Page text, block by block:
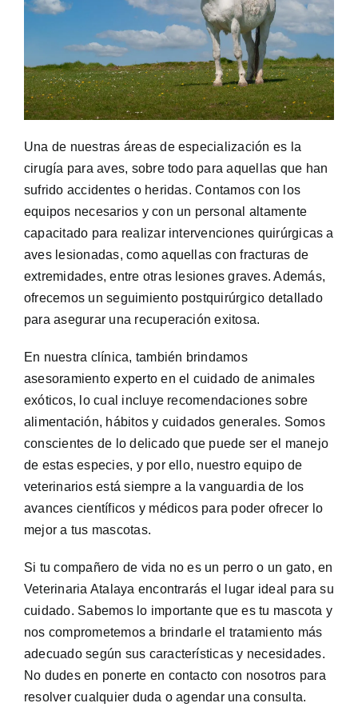
Una de nuestras áreas de especialización es la
cirugía para aves, sobre todo para aquellas que han
sufrido accidentes o heridas. Contamos con los
equipos necesarios y con un personal altamente
capacitado para realizar intervenciones quirúrgicas a
aves lesionadas, como aquellas con fracturas de
extremidades, entre otras lesiones graves. Además,
ofrecemos un seguimiento postquirúrgico detallado
para asegurar una recuperación exitosa.
En nuestra clínica, también brindamos
asesoramiento experto en el cuidado de animales
exóticos, lo cual incluye recomendaciones sobre
alimentación, hábitos y cuidados generales. Somos
conscientes de lo delicado que puede ser el manejo
de estas especies, y por ello, nuestro equipo de
veterinarios está siempre a la vanguardia de los
avances científicos y médicos para poder ofrecer lo
mejor a tus mascotas.
Si tu compañero de vida no es un perro o un gato, en
Veterinaria Atalaya encontrarás el lugar ideal para su
cuidado. Sabemos lo importante que es tu mascota y
nos comprometemos a brindarle el tratamiento más
adecuado según sus características y necesidades.
No dudes en ponerte en contacto con nosotros para
resolver cualquier duda o agendar una consulta.